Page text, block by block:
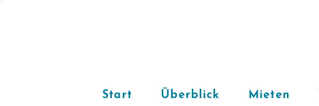
Start Überblick Mieten